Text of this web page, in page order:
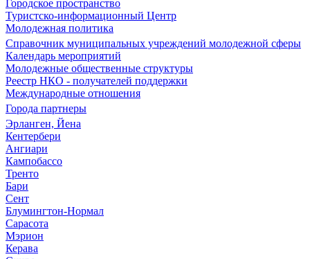
Городское пространство
Туристско-информационный Центр
Молодежная политика
Справочник муниципальных учреждений молодежной сферы
Календарь мероприятий
Молодежные общественные структуры
Реестр НКО - получателей поддержки
Международные отношения
Города партнеры
Эрланген, Йена
Кентербери
Ангиари
Кампобассо
Тренто
Бари
Сент
Блумингтон-Нормал
Сарасота
Мэрион
Керава